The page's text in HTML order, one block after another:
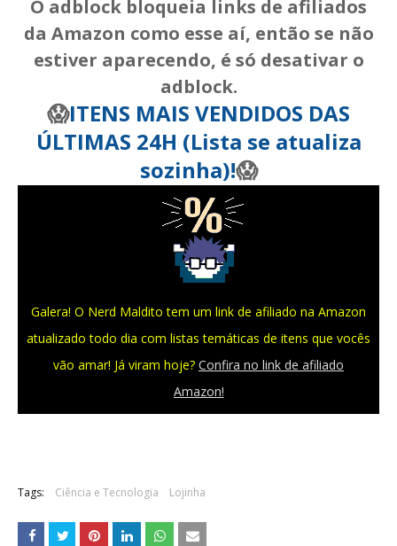
O adblock bloqueia links de afiliados
da Amazon como esse aí, então se não
estiver aparecendo, é só desativar o
adblock.
😱ITENS MAIS VENDIDOS DAS
ÚLTIMAS 24H (Lista se atualiza
sozinha)!😱
Galera! O Nerd Maldito tem um link de afiliado na Amazon
atualizado todo dia com listas temáticas de itens que vocês
vão amar! Já viram hoje? Confira no link de afiliado
Amazon!
Tags: Ciência e Tecnologia Lojinha